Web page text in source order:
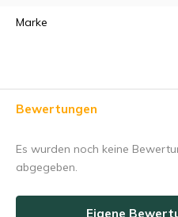
Marke
Bewertungen
Es wurden noch keine
abgegeben.
Eigene